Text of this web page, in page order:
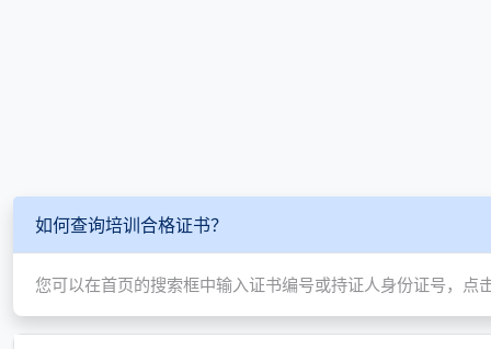
如何查询培训合格证书？
您可以在首页的搜索框中输入证书编号或持证人身份证号，